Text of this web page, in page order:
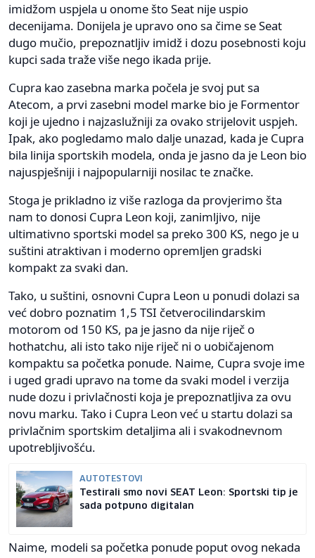
imidžom uspjela u onome što Seat nije uspio
decenijama. Donijela je upravo ono sa čime se Seat
dugo mučio, prepoznatljiv imidž i dozu posebnosti koju
kupci sada traže više nego ikada prije.
Cupra kao zasebna marka počela je svoj put sa
Atecom, a prvi zasebni model marke bio je Formentor
koji je ujedno i najzaslužniji za ovako strijelovit uspjeh.
Ipak, ako pogledamo malo dalje unazad, kada je Cupra
bila linija sportskih modela, onda je jasno da je Leon bio
najuspješniji i najpopularniji nosilac te značke.
Stoga je prikladno iz više razloga da provjerimo šta
nam to donosi Cupra Leon koji, zanimljivo, nije
ultimativno sportski model sa preko 300 KS, nego je u
suštini atraktivan i moderno opremljen gradski
kompakt za svaki dan.
Tako, u suštini, osnovni Cupra Leon u ponudi dolazi sa
već dobro poznatim 1,5 TSI četverocilindarskim
motorom od 150 KS, pa je jasno da nije riječ o
hothatchu, ali isto tako nije riječ ni o uobičajenom
kompaktu sa početka ponude. Naime, Cupra svoje ime
i uged gradi upravo na tome da svaki model i verzija
nude dozu i privlačnosti koja je prepoznatljiva za ovu
novu marku. Tako i Cupra Leon već u startu dolazi sa
privlačnim sportskim detaljima ali i svakodnevnom
upotrebljivošću.
AUTOTESTOVI
Testirali smo novi SEAT Leon: Sportski tip je
sada potpuno digitalan
Naime, modeli sa početka ponude poput ovog nekada